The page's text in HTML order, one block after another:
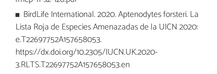
BirdLife International. 2020. Aptenodytes forsteri. La
Lista Roja de Especies Amenazadas de la UICN 2020:
e.T22697752A157658053.
https://dx.doi.org/10.2305/IUCN.UK.2020-
3.RLTS.T22697752A157658053.en